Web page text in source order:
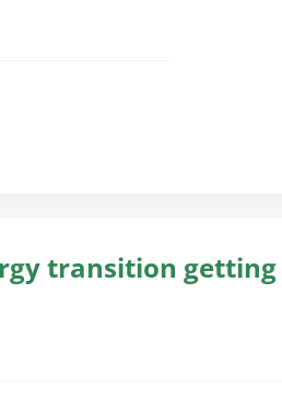
skærmlæsningssoftware)
transition